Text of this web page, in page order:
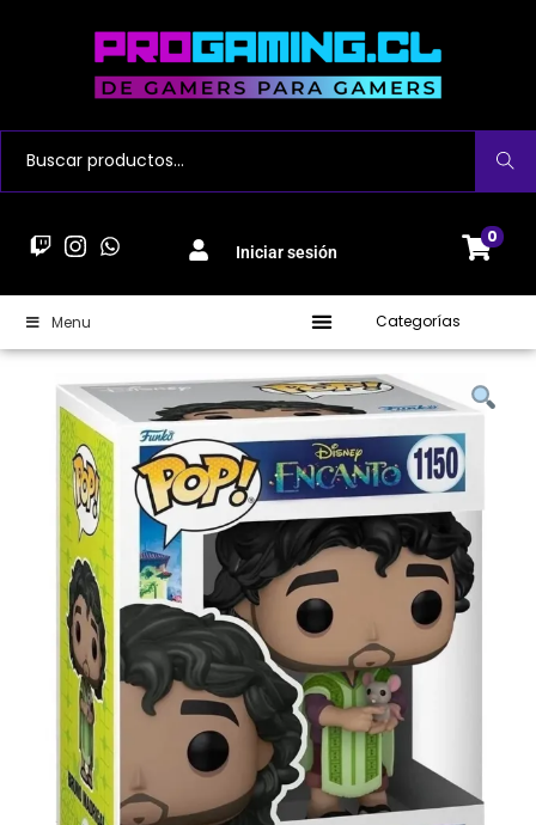
Buscar
Iniciar sesión
0
Menu Categorías